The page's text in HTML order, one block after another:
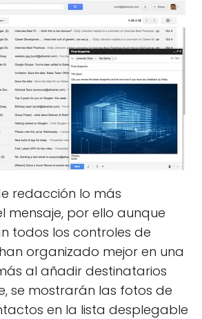
redacción lo más
mensaje, por ello aunque
todos los controles de
organizado mejor en una
al añadir destinatarios
se mostrarán las fotos de
en la lista desplegable